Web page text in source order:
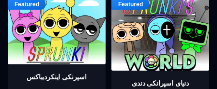
اسپرنکی اینکردیباکس
دنیای اسپرانکی دندی